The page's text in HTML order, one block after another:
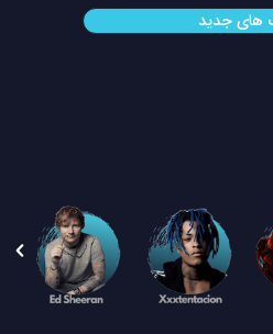
های جدید